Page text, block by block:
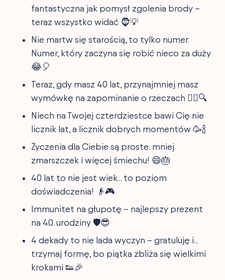
fantastyczna jak pomysł zgolenia brody –
teraz wszystko widać 🧔💡
Nie martw się starością, to tylko numer.
Numer, który zaczyna się robić nieco za duży
😂🎈
Teraz, gdy masz 40 lat, przynajmniej masz
wymówkę na zapominanie o rzeczach 🤷‍♂️🔍
Niech na Twojej czterdziestce bawi Cię nie
licznik lat, a licznik dobrych momentów 🥳🍾
Życzenia dla Ciebie są proste: mniej
zmarszczek i więcej śmiechu! 😄🎂
40 lat to nie jest wiek... to poziom
doświadczenia! 👴🎮
Immunitet na głupotę – najlepszy prezent
na 40. urodziny 🛡️😎
4 dekady to nie lada wyczyn – gratuluję i...
trzymaj formę, bo piątka zbliża się wielkimi
krokami 👟🎉